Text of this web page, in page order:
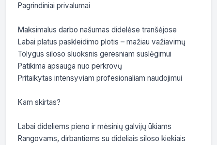
Pagrindiniai privalumai
Maksimalus darbo našumas didelėse tranšėjose
Labai platus paskleidimo plotis – mažiau važiavimų
Tolygus siloso sluoksnis geresniam suslėgimui
Patikima apsauga nuo perkrovų
Pritaikytas intensyviam profesionaliam naudojimui
Kam skirtas?
Labai dideliems pieno ir mėsinių galvijų ūkiams
Rangovams, dirbantiems su dideliais siloso kiekiais